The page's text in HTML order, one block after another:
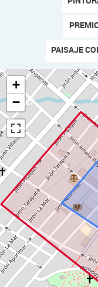
PAISAJE
+
−